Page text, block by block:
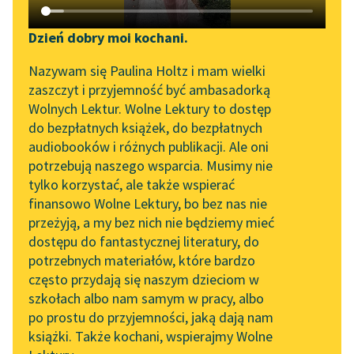
Katalog DAISY
Podkasty o książkach
Zgłoś brak utworu
Aktualności
„Prokurator Alicja Horn”
do słuchania
Byliśmy częścią AI Impact
Lab
Zapraszamy na spotkanie
online z tłumaczkami
literatury skandynawskiej
Spotkanie z Katarzyną
Tunkiel w Oslo
102. lata temu zmarł
Joseph Conrad
Narzędzia
Mapa Wolnych Lektur
Leśmianator
Przewodnik dla piszących i
czytających
API
OAI-PMH
Widget Wolnych Lektur
Przypisy
Dzień dobry moi kochani.
Nazywam się Paulina Holtz i mam wielki
zaszczyt i przyjemność być ambasadorką
Wolnych Lektur. Wolne Lektury to dostęp
do bezpłatnych książek, do bezpłatnych
audiobooków i różnych publikacji. Ale oni
potrzebują naszego wsparcia. Musimy nie
tylko korzystać, ale także wspierać
finansowo Wolne Lektury, bo bez nas nie
przeżyją, a my bez nich nie będziemy mieć
dostępu do fantastycznej literatury, do
potrzebnych materiałów, które bardzo
często przydają się naszym dzieciom w
szkołach albo nam samym w pracy, albo
po prostu do przyjemności, jaką dają nam
książki. Także kochani, wspierajmy Wolne
Epoka:Pozytywizm
Rodzaj:Liryka
Gatunek:Wiersz
pobierz książkę
Spis treści:
Wstęp